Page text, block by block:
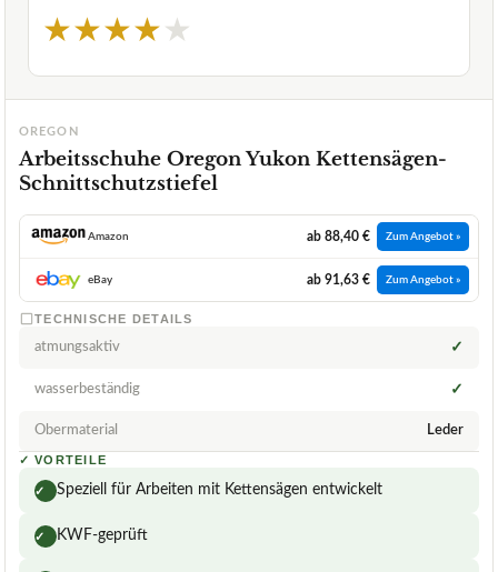
★★★★★
OREGON
Arbeitsschuhe Oregon Yukon Kettensägen-
Schnittschutzstiefel
Amazon ab 88,40 € Zum Angebot »
eBay ab 91,63 € Zum Angebot »
TECHNISCHE DETAILS
atmungsaktiv ✓
wasserbeständig ✓
Obermaterial Leder
✓ VORTEILE
✓ Speziell für Arbeiten mit Kettensägen entwickelt
✓ KWF-geprüft